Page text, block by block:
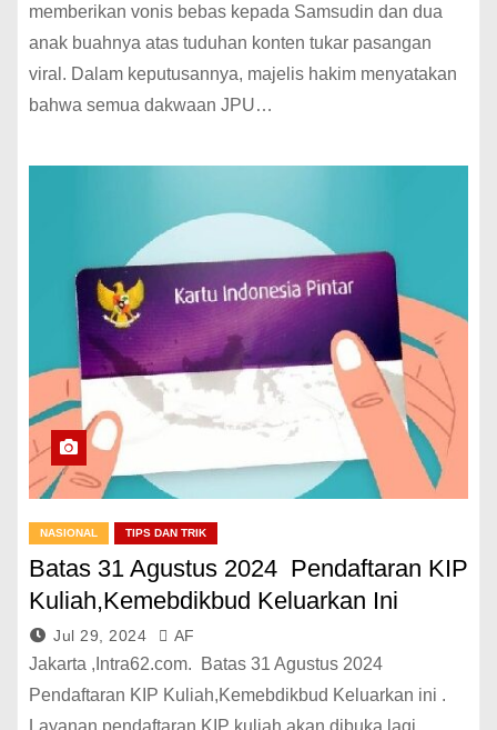
memberikan vonis bebas kepada Samsudin dan dua
anak buahnya atas tuduhan konten tukar pasangan
viral. Dalam keputusannya, majelis hakim menyatakan
bahwa semua dakwaan JPU…
NASIONAL TIPS DAN TRIK
Batas 31 Agustus 2024 Pendaftaran KIP
Kuliah,Kemebdikbud Keluarkan Ini
Jul 29, 2024 AF
Jakarta ,Intra62.com. Batas 31 Agustus 2024
Pendaftaran KIP Kuliah,Kemebdikbud Keluarkan ini .
Layanan pendaftaran KIP kuliah akan dibuka lagi